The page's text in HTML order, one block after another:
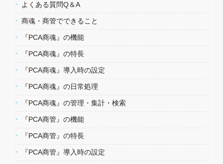
よくある質問Q＆A
商魂・商管でできること
『PCA商魂』の機能
『PCA商魂』の特長
『PCA商魂』導入時の設定
『PCA商魂』の日常処理
『PCA商魂』の管理・集計・検索
『PCA商管』の機能
『PCA商管』の特長
『PCA商管』導入時の設定